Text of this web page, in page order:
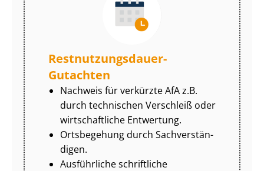
Rest­nut­zungs­dau­er-
Gutachten
Nachweis für verkürzte AfA z.B.
durch technischen Verschleiß oder
wirtschaftliche Entwertung.
Ortsbegehung durch Sach­ver­stän­
di­gen.
Ausführliche schriftliche